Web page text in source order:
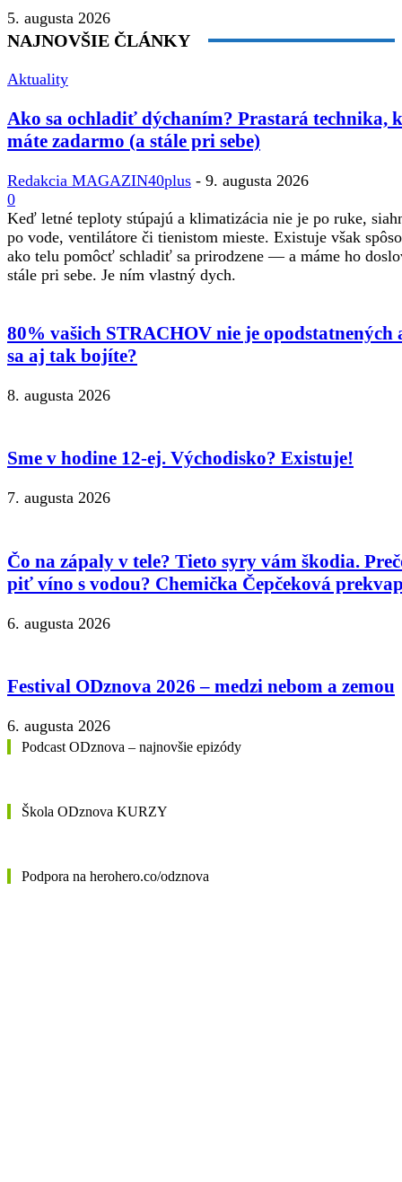
5. augusta 2026
NAJNOVŠIE ČLÁNKY
Aktuality
Ako sa ochladiť dýchaním? Prastará technika,
máte zadarmo (a stále pri sebe)
Redakcia MAGAZIN40plus - 9. augusta 2026
0
Keď letné teploty stúpajú a klimatizácia nie je po ruke,
po vode, ventilátore či tienistom mieste. Existuje však
ako telu pomôcť schladiť sa prirodzene — a máme ho
stále pri sebe. Je ním vlastný dych.
80% vašich STRACHOV nie je opodstatnených
sa aj tak bojíte?
8. augusta 2026
Sme v hodine 12-ej. Východisko? Existuje!
7. augusta 2026
Čo na zápaly v tele? Tieto syry vám škodia.
piť víno s vodou? Chemička Čepčeková
6. augusta 2026
Festival ODznova 2026 – medzi nebom a zemou
6. augusta 2026
Podcast ODznova – najnovšie epizódy
Škola ODznova KURZY
Podpora na herohero.co/odznova